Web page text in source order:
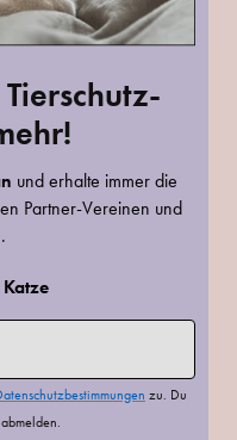
und erhalte immer die
Partner-Vereinen und
Katze
zu. Du